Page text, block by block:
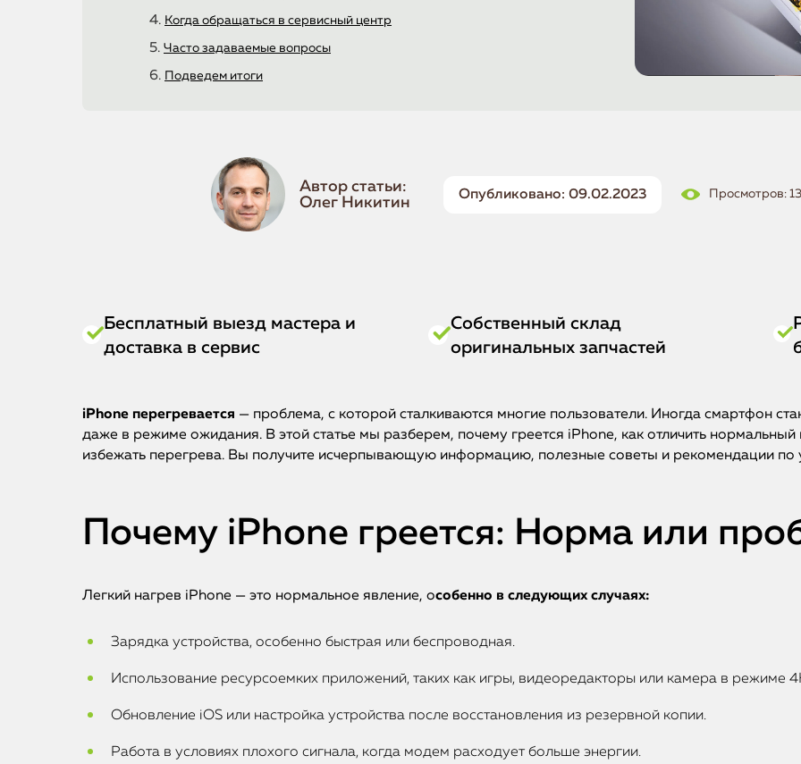
Когда обращаться в сервисный центр
Часто задаваемые вопросы
Подведем итоги
Автор статьи:
Олег Никитин
Опубликовано: 09.02.2023 Просмотров:
Бесплатный выезд мастера и
доставка в сервис
Собственный склад
оригинальных запчастей
iPhone перегревается — проблема, с которой сталкиваются многие пользователи. Иногда смартфон
даже в режиме ожидания. В этой статье мы разберем, почему греется iPhone, как отличить нормальный
избежать перегрева. Вы получите исчерпывающую информацию, полезные советы и рекомендации по
Почему iPhone греется: Норма или
Легкий нагрев iPhone — это нормальное явление, особенно в следующих случаях:
Зарядка устройства, особенно быстрая или беспроводная.
Использование ресурсоемких приложений, таких как игры, видеоредакторы или камера в режиме
Обновление iOS или настройка устройства после восстановления из резервной копии.
Работа в условиях плохого сигнала, когда модем расходует больше энергии.